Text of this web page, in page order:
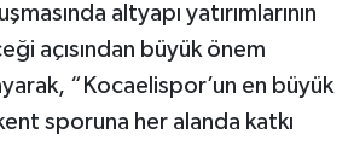
altyapı yatırımlarının
açısından büyük önem
“Kocaelispor’un en büyük
sporuna her alanda katkı